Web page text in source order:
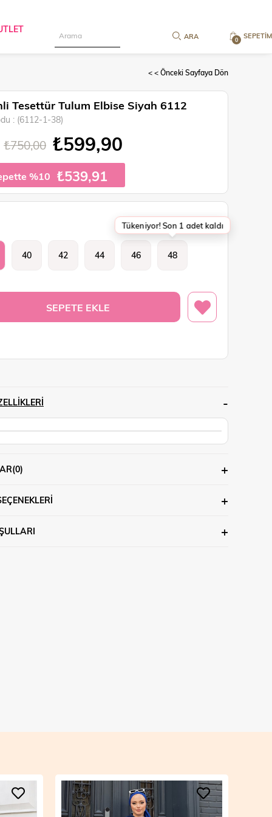
SEPETIM
0
< < Önceki Sayfaya Dön
Tesettür Tulum Elbise Siyah 6112
(6112-1-38)
₺750,00 ₺599,90
%10 ₺539,91
40 42 44 46 48
(0)
Tükeniyor! Son 1 adet kaldı